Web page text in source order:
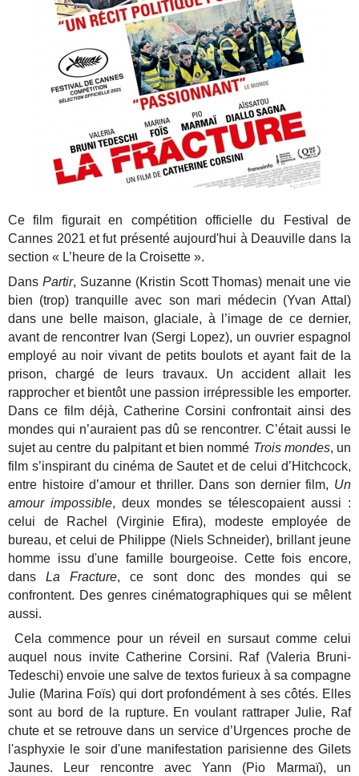
Ce film figurait en compétition officielle du Festival de
Cannes 2021 et fut présenté aujourd'hui à Deauville dans la
section « L’heure de la Croisette ».
Dans Partir, Suzanne (Kristin Scott Thomas) menait une vie
bien (trop) tranquille avec son mari médecin (Yvan Attal)
dans une belle maison, glaciale, à l’image de ce dernier,
avant de rencontrer Ivan (Sergi Lopez), un ouvrier espagnol
employé au noir vivant de petits boulots et ayant fait de la
prison, chargé de leurs travaux. Un accident allait les
rapprocher et bientôt une passion irrépressible les emporter.
Dans ce film déjà, Catherine Corsini confrontait ainsi des
mondes qui n’auraient pas dû se rencontrer. C’était aussi le
sujet au centre du palpitant et bien nommé Trois mondes, un
film s’inspirant du cinéma de Sautet et de celui d’Hitchcock,
entre histoire d’amour et thriller. Dans son dernier film, Un
amour impossible, deux mondes se télescopaient aussi :
celui de Rachel (Virginie Efira), modeste employée de
bureau, et celui de Philippe (Niels Schneider), brillant jeune
homme issu d'une famille bourgeoise. Cette fois encore,
dansLa Fracture, ce sont donc des mondes qui se
confrontent. Des genres cinématographiques qui se mêlent
aussi.
Cela commence pour un réveil en sursaut comme celui
auquel nous invite Catherine Corsini. Raf (Valeria Bruni-
Tedeschi) envoie une salve de textos furieux à sa compagne
Julie (Marina Foïs) qui dort profondément à ses côtés. Elles
sont au bord de la rupture. En voulant rattraper Julie, Raf
chute et se retrouve dans un service d’Urgences proche de
l'asphyxie le soir d'une manifestation parisienne des Gilets
Jaunes. Leur rencontre avec Yann (Pio Marmaï), un